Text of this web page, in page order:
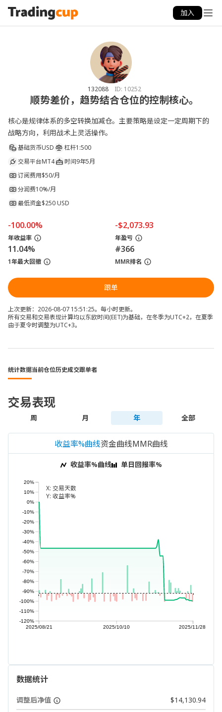
加入
132088 ID: 10252
顺势差价，趋势结合仓位的控制核心。
核心是规律体系的多空转换加减仓。主要策略是设定一定周期下的
战略方向，利用战术上灵活操作。
基础货币USD 杠杆1:500
交易平台MT4 时间9年5月
订阅费用$50/月
分润费10%/月
最低资金$250 USD
-100.00%
年收益率
-$2,073.93
年盈亏
11.04%
1年最大回撤
#366
MMR排名
跟单
上次更新：2026-08-07 15:51:25。每小时更新。
所有交易和交易表现计算均以东欧时间(EET)为基础，在冬季为UTC+2，在夏季
由于夏令时调整为UTC+3。
统计数据当前仓位历史成交跟单者
交易表现
周 月 年 全部
收益率%曲线资金曲线MMR曲线
收益率%曲线 单日回报率%
X: 交易天数
Y: 收益率%
-120%
-110%
-100%
-90%
-80%
-70%
-60%
-50%
-40%
-30%
-20%
-10%
0%
10%
20%
2025/08/21 2025/10/10 2025/11/28
数据统计
调整后净值
$14,130.94